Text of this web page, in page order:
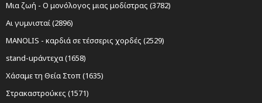
Μια ζωή - Ο μονόλογος μιας μοδίστρας (3782)
Αι γυμνισταί (2896)
MANOLIS - καρδιά σε τέσσερις χορδές (2529)
stand-upάντεχα (1658)
Χάσαμε τη Θεία Στοπ (1635)
Στρακαστρούκες (1571)